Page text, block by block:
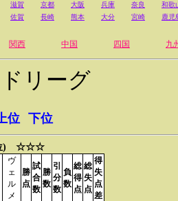
滋賀 京都 大阪 兵庫 奈良 和歌
佐賀 長崎 熊本 大分 宮崎 鹿児
関西 中国 四国 九
リーグ
位 下位
) ☆☆☆
ヴ
ェ
ル
メ
勝
点
試
合
数
勝
数
引
分
数
負
数
総
得
点
総
失
点
得
失
点
差